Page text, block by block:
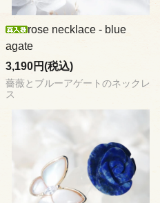
rose necklace - blue
agate
3,190円(税込)
薔薇とブルーアゲートのネックレ
ス